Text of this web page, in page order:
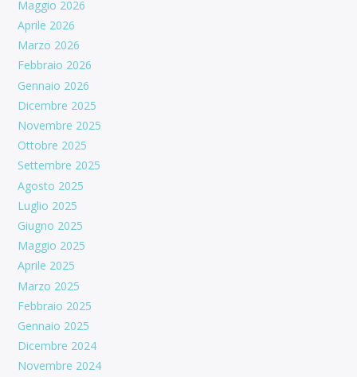
Maggio 2026
Aprile 2026
Marzo 2026
Febbraio 2026
Gennaio 2026
Dicembre 2025
Novembre 2025
Ottobre 2025
Settembre 2025
Agosto 2025
Luglio 2025
Giugno 2025
Maggio 2025
Aprile 2025
Marzo 2025
Febbraio 2025
Gennaio 2025
Dicembre 2024
Novembre 2024